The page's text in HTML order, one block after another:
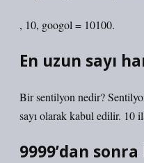
, 10, googol = 10100.
En uzun sayı
Bir sentilyon nedir?
sayı olarak kabul edilir. 10
9999’dan